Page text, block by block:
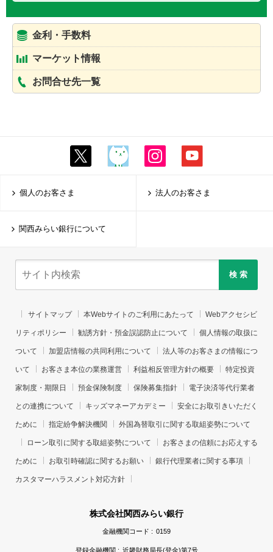
金利・手数料
マーケット情報
お問合せ先一覧
個人のお客さま 法人のお客さま
関西みらい銀行について
検 索
サイトマップ 本Webサイトのご利用にあたって Webアクセシビ
リティポリシー 勧誘方針・預金誤認防止について 個人情報の取扱に
ついて 加盟店情報の共同利用について 法人等のお客さまの情報につ
いて お客さま本位の業務運営 利益相反管理方針の概要 特定投資
家制度・期限日 預金保険制度 保険募集指針 電子決済等代行業者
との連携について キッズマネーアカデミー 安全にお取引きいただく
ために 指定紛争解決機関 外国為替取引に関する取組姿勢について
ローン取引に関する取組姿勢について お客さまの信頼にお応えする
ために お取引時確認に関するお願い 銀行代理業者に関する事項
カスタマーハラスメント対応方針
株式会社関西みらい銀行
金融機関コード : 0159
登録金融機関 : 近畿財務局長(登金)第7号